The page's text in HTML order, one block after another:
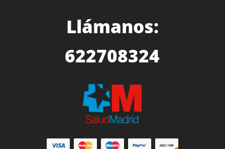
Llámanos:
622708324